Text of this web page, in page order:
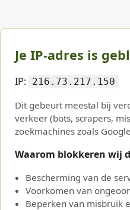
Je IP-adres is
IP: 216.73.217.150
Dit gebeurt meestal bij
verkeer (bots, scrapers,
zoekmachines zoals
Waarom blokkeren wij
Bescherming van de
Voorkomen van
Beperken van misbruik